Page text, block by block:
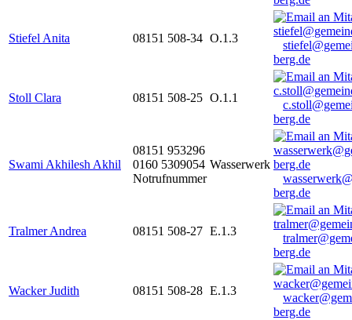
Stiefel Anita 08151 508-34 O.1.3
berg.de
Stoll Clara 08151 508-25 O.1.1
berg.de
Swami Akhilesh Akhil
08151 953296
0160 5309054
Notrufnummer
Wasserwerk
berg.de
Tralmer Andrea 08151 508-27 E.1.3
berg.de
Wacker Judith 08151 508-28 E.1.3
berg.de